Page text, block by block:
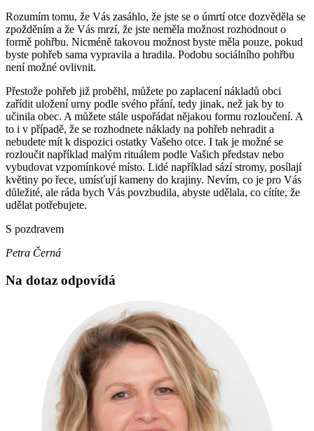
Rozumím tomu, že Vás zasáhlo, že jste se o úmrtí otce dozvěděla se
zpožděním a že Vás mrzí, že jste neměla možnost rozhodnout o
formě pohřbu. Nicméně takovou možnost byste měla pouze, pokud
byste pohřeb sama vypravila a hradila. Podobu sociálního pohřbu
není možné ovlivnit.
Přestože pohřeb již proběhl, můžete po zaplacení nákladů obci
zařídit uložení urny podle svého přání, tedy jinak, než jak by to
učinila obec. A můžete stále uspořádat nějakou formu rozloučení. A
to i v případě, že se rozhodnete náklady na pohřeb nehradit a
nebudete mít k dispozici ostatky Vašeho otce. I tak je možné se
rozloučit například malým rituálem podle Vašich představ nebo
vybudovat vzpomínkové místo. Lidé například sází stromy, posílají
květiny po řece, umísťují kameny do krajiny. Nevím, co je pro Vás
důležité, ale ráda bych Vás povzbudila, abyste udělala, co cítíte, že
udělat potřebujete.
S pozdravem
Petra Černá
Na dotaz odpovídá